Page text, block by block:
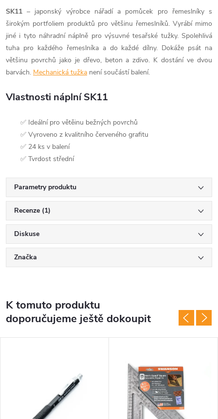
SK11 – japonský výrobce nářadí a pomůcek pro řemeslníky s
širokým portfoliem produktů pro většinu řemeslníků. Vyrábí mimo
jiné i tyto náhradní náplně pro výsuvné tesařské tužky. Spolehlivá
tuha pro každého řemeslníka a do každé dílny. Dokáže psát na
většinu povrchů jako je dřevo, beton a zdivo. K dostání ve dvou
barvách. Mechanická tužka není součástí balení.
Vlastnosti náplní SK11
✅ Ideální pro větěinu bežných povrchů
✅ Vyroveno z kvalitního červeného grafitu
✅ 24 ks v balení
✅ Tvrdost střední
Parametry produktu
Recenze (1)
Diskuse
Značka
K tomuto produktu
doporučujeme ještě dokoupit